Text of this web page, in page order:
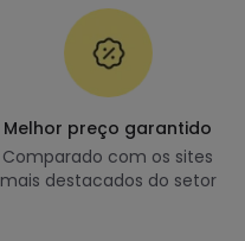
Melhor preço garantido
Comparado com os sites
mais destacados do setor